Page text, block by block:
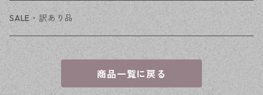
穴なし
発送ボックス
アクセサリー台紙
OPP袋
SALE・訳あり品
商品一覧に戻る